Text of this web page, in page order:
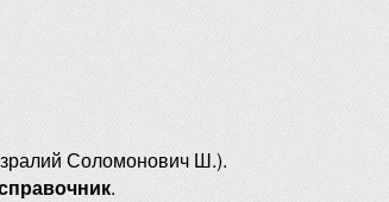
Соломонович Ш.).
.